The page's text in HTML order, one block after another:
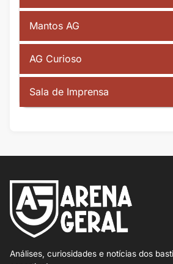
Mantos AG
AG Curioso
Sala de Imprensa
Análises, curiosidades e notícias dos